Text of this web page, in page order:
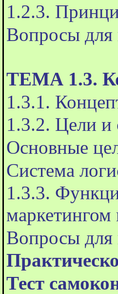
1.2.3.
Вопросы для
ТЕМА 1.3.
1.3.1.
1.3.2. Цели и
Основные
Система
1.3.3.
маркетингом
Вопросы для
Тест